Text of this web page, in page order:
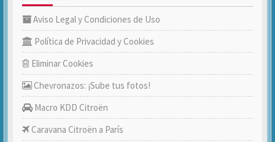
Aviso Legal y Condiciones de Uso
Política de Privacidad y Cookies
Eliminar Cookies
Chevronazos: ¡Sube tus fotos!
Macro KDD Citroën
Caravana Citroën a París